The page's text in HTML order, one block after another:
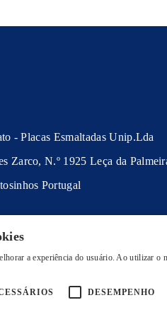
- Placas Esmaltadas Unip.Lda
Zarco, N.º 1925 Leça da
Portugal
a experiência do usuário. Ao utilizar
DESEMPENHO